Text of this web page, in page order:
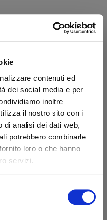
contenuti ed
dei social media e per
inoltre
il nostro sito con i
di analisi dei dati web,
potrebbero combinarle
loro o che hanno
servizi.
di noi